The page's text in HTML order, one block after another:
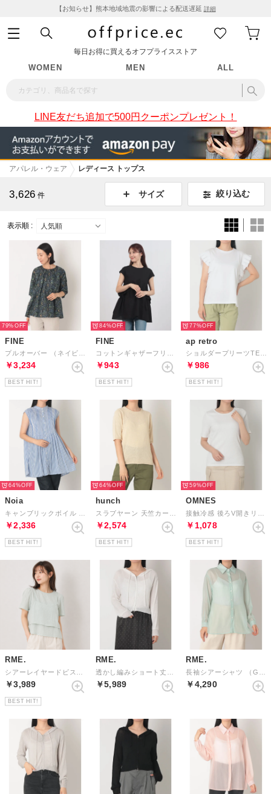
【お知らせ】熊本地域地震の影響による配送遅延 詳細
毎日お得に買えるオフプライスストア
WOMEN MEN ALL
LINE友だち追加で500円クーポンプレゼント！
アパレル・ウェア レディース トップス
3,626 件 サイズ 絞り込む
表示順 :
79%
FINE
￥3,234
BEST HIT!
84%
FINE
￥943
BEST HIT!
77%
ap retro
￥986
BEST HIT!
64%
Noia
￥2,336
BEST HIT!
64%
hunch
￥2,574
BEST HIT!
59%
OMNES
￥1,078
BEST HIT!
RME.
￥3,989
BEST HIT!
RME.
￥5,989
RME.
￥4,290